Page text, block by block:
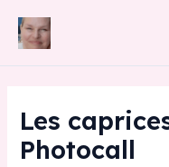
Les
Photocall